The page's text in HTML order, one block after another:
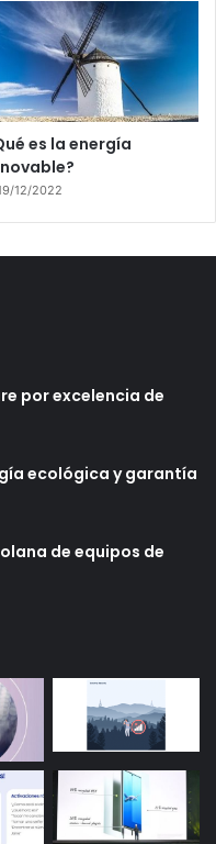
es la energía
12/2022
por excelencia de
ecológica y garantía
de equipos de